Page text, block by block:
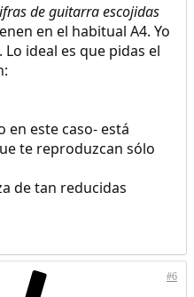
de guitarra escojidas
en el habitual A4. Yo
ideal es que pidas el
en este caso- está
te reproduzcan sólo
de tan reducidas
#6